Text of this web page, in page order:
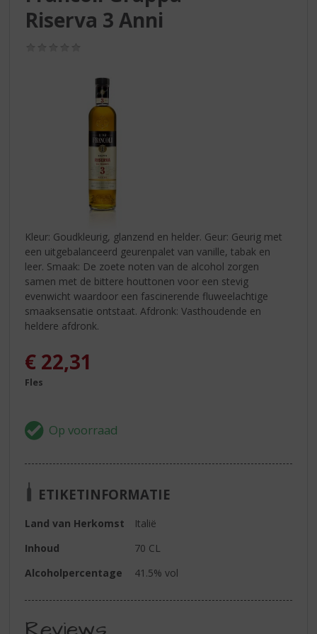
Riserva 3 Anni
Kleur: Goudkleurig, glanzend en helder. Geur: Geurig met
een uitgebalanceerd geurenpalet van vanille, tabak en
leer. Smaak: De zoete noten van de alcohol zorgen
samen met de bittere houttonen voor een stevig
evenwicht waardoor een fascinerende fluweelachtige
smaaksensatie ontstaat. Afdronk: Vasthoudende en
heldere afdronk.
€ 22,31
Fles
ETIKETINFORMATIE
Land van Herkomst
Italië
Inhoud
70 CL
Alcoholpercentage
41.5% vol